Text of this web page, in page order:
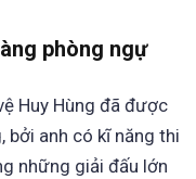
phòng ngự
Huy Hùng đã được
bởi anh có kĩ năng thi
những giải đấu lớn